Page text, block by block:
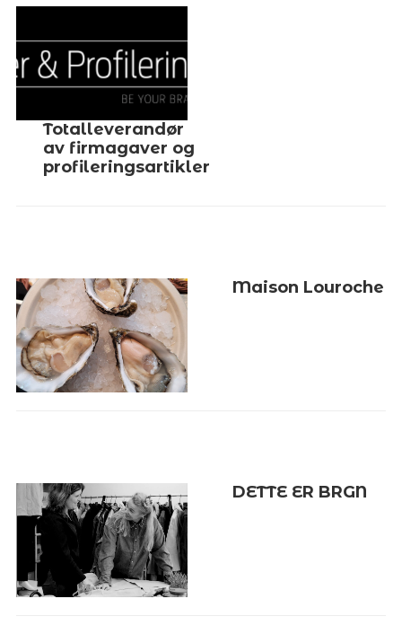
Totalleverandør
av firmagaver og
profileringsartikler
Maison Louroche
DETTE ER BRGN